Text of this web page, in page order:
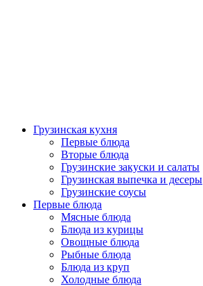
Грузинская кухня
Первые блюда
Вторые блюда
Грузинские закуски и салаты
Грузинская выпечка и десеры
Грузинские соусы
Первые блюда
Мясные блюда
Блюда из курицы
Овощные блюда
Рыбные блюда
Блюда из круп
Холодные блюда